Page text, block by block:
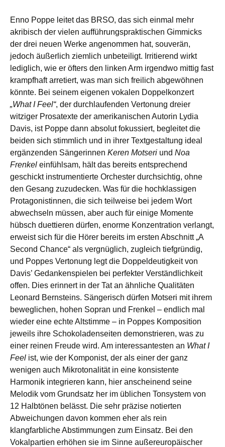
Enno Poppe leitet das BRSO, das sich einmal mehr
akribisch der vielen aufführungspraktischen Gimmicks
der drei neuen Werke angenommen hat, souverän,
jedoch äußerlich ziemlich unbeteiligt. Irritierend wirkt
lediglich, wie er öfters den linken Arm irgendwo mittig fast
krampfhaft arretiert, was man sich freilich abgewöhnen
könnte. Bei seinem eigenen vokalen Doppelkonzert
„What I Feel“, der durchlaufenden Vertonung dreier
witziger Prosatexte der amerikanischen Autorin Lydia
Davis, ist Poppe dann absolut fokussiert, begleitet die
beiden sich stimmlich und in ihrer Textgestaltung ideal
ergänzenden Sängerinnen Keren Motseri und Noa
Frenkel einfühlsam, hält das bereits entsprechend
geschickt instrumentierte Orchester durchsichtig, ohne
den Gesang zuzudecken. Was für die hochklassigen
Protagonistinnen, die sich teilweise bei jedem Wort
abwechseln müssen, aber auch für einige Momente
hübsch duettieren dürfen, enorme Konzentration verlangt,
erweist sich für die Hörer bereits im ersten Abschnitt „A
Second Chance“ als vergnüglich, zugleich tiefgründig,
und Poppes Vertonung legt die Doppeldeutigkeit von
Davis’ Gedankenspielen bei perfekter Verständlichkeit
offen. Dies erinnert in der Tat an ähnliche Qualitäten
Leonard Bernsteins. Sängerisch dürfen Motseri mit ihrem
beweglichen, hohen Sopran und Frenkel ‒ endlich mal
wieder eine echte Altstimme ‒ in Poppes Komposition
jeweils ihre Schokoladenseiten demonstrieren, was zu
einer reinen Freude wird. Am interessantesten an What I
Feel ist, wie der Komponist, der als einer der ganz
wenigen auch Mikrotonalität in eine konsistente
Harmonik integrieren kann, hier anscheinend seine
Melodik vom Grundsatz her im üblichen Tonsystem von
12 Halbtönen belässt. Die sehr präzise notierten
Abweichungen davon kommen eher als rein
klangfarbliche Abstimmungen zum Einsatz. Bei den
Vokalpartien erhöhen sie im Sinne außereuropäischer